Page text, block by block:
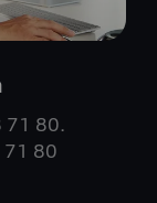
71 80.
71 80